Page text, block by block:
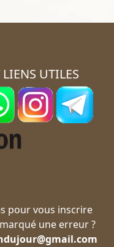
UTILES
pour vous inscrire
une erreur ?